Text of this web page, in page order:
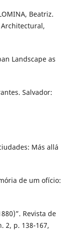
Beatriz.
Architectural,
Landscape as
Salvador:
Más allá
de um ofício:
Revista de
2, p. 138-167,